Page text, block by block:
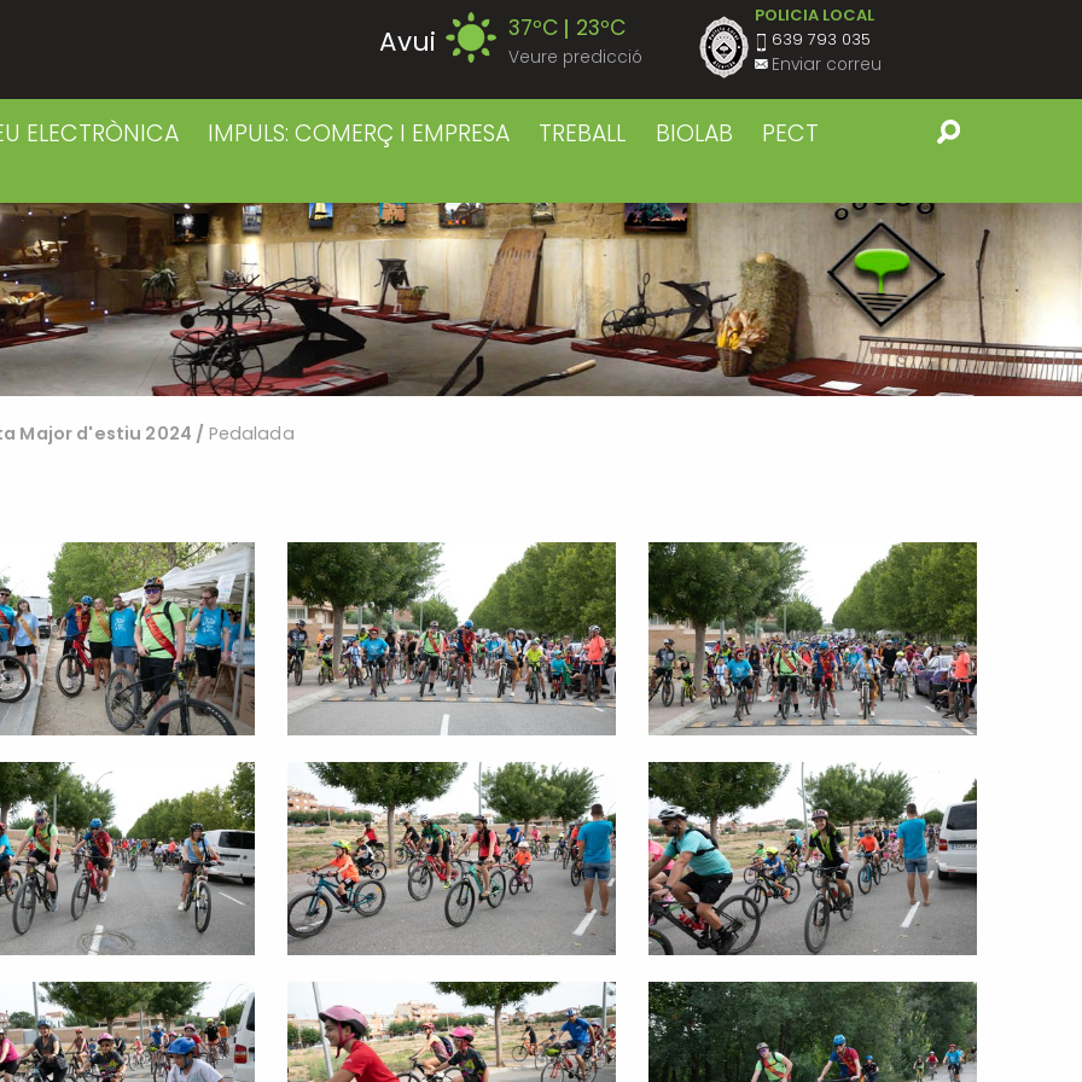
Avui 37ºC 23ºC
Veure predicció
Divendres 39ºC 23ºC
Diumenge 38ºC 23ºC
Dilluns 39ºC 23ºC
Dimarts 39ºC 22ºC
POLICIA LOCAL
639 793 035
Enviar correu
ELECTRÒNICA IMPULS: COMERÇ I EMPRESA TREBALL BIOLAB
PECT
Major d'estiu 2024 / Pedalada